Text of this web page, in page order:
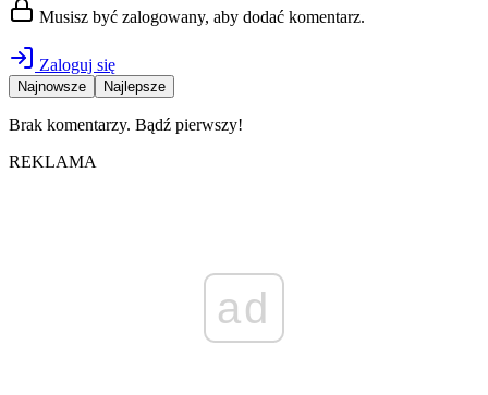
Musisz być zalogowany, aby dodać komentarz.
Zaloguj się
Najnowsze Najlepsze
Brak komentarzy. Bądź pierwszy!
REKLAMA
ad